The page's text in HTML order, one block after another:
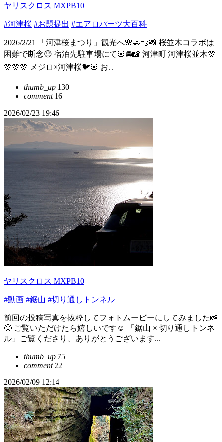
ヤリスクロス MXPB10
#河津桜 #お題提出 #エアロパーツ大百科
2026/2/21 「河津桜まつり」観光へ🌸🚗💨📸 桜並木コラボは
困難で断念😓 宿泊先駐車場にて🌸🚘📸 河津町 河津桜並木🌸
🌸🌸🌸 メジロ×河津桜🐦🌸 お...
thumb_up 130
comment16
2026/02/23 19:46
ヤリスクロス MXPB10
#動画 #鋸山 #切り通しトンネル
前回の投稿写真を抜粋してフォトムービーにしてみました📸
😊 ご覧いただけたら嬉しいです☺️ 「鋸山 × 切り通しトンネ
ル」ご覧くださり、ありがとうございます...
thumb_up 75
comment22
2026/02/09 12:14